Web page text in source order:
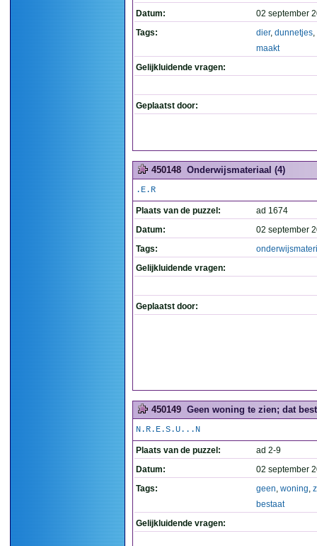
Datum:
02 september
Tags:
dier, dunnetjes,
maakt
Gelijkluidende vragen:
Geplaatst door:
450148 Onderwijsmateriaal (4)
.E.R
Plaats van de puzzel:
ad 1674
Datum:
02 september
Tags:
Gelijkluidende vragen:
Geplaatst door:
450149 Geen woning te zien; dat
N.R.E.S.U...N
Plaats van de puzzel:
ad 2-9
Datum:
02 september
Tags:
geen, woning,
bestaat
Gelijkluidende vragen: